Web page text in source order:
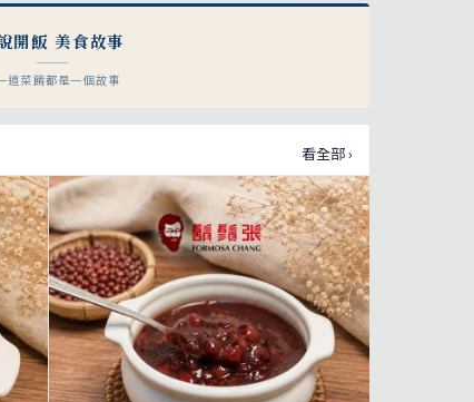
開飯 美食故事
道菜餚都是一個故事
看全部 ›